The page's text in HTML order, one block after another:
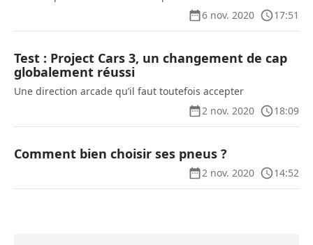
6 nov. 2020
17:51
Test : Project Cars 3, un changement de cap
globalement réussi
Une direction arcade qu’il faut toutefois accepter
2 nov. 2020
18:09
Comment bien choisir ses pneus ?
2 nov. 2020 14:52